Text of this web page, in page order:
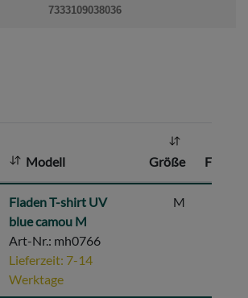
7333109038036
Modell Größe Farbe
Fladen T-shirt UV
blue camou M
Art-Nr.: mh0766
Lieferzeit: 7-14
Werktage
M